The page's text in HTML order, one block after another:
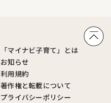
「マイナビ子育て」とは
お知らせ
利用規約
著作権と転載について
プライバシーポリシー